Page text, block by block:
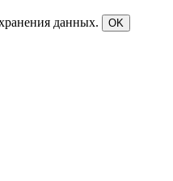
данных. OK